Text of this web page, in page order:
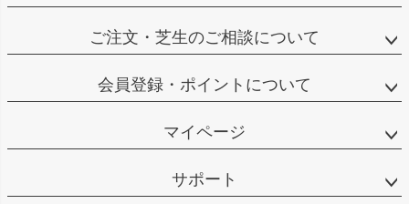
ご注文・芝生のご相談について
会員登録・ポイントについて
マイページ
サポート